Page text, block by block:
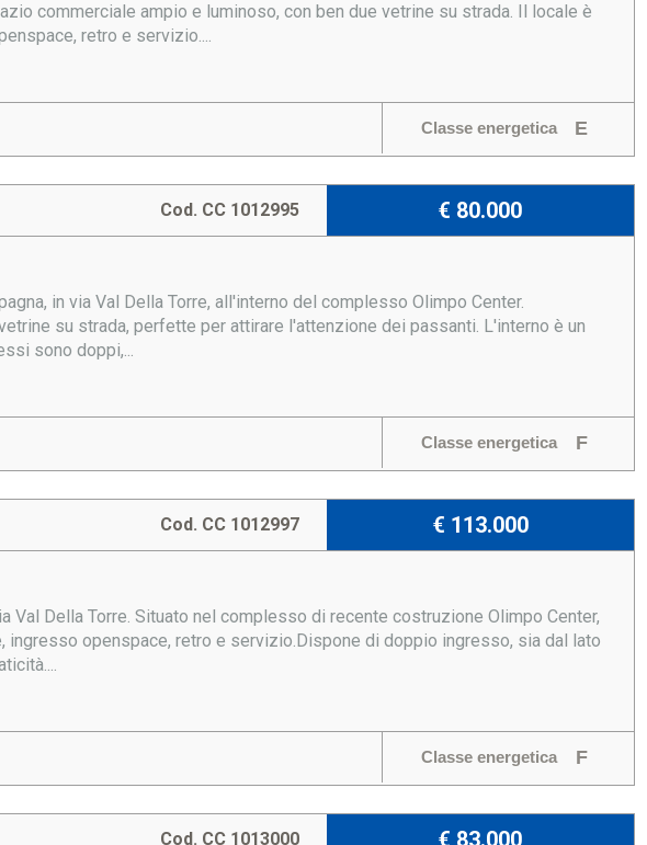
commerciale ampio e luminoso, con ben due vetrine su strada. Il locale è
retro e servizio....
Classe energetica E
€ 80.000
Cod. CC 1012995
in via Val Della Torre, all'interno del complesso Olimpo Center.
su strada, perfette per attirare l'attenzione dei passanti. L'interno è un
sono doppi,...
Classe energetica F
€ 113.000
Cod. CC 1012997
Val Della Torre. Situato nel complesso di recente costruzione Olimpo Center,
openspace, retro e servizio.Dispone di doppio ingresso, sia dal lato
Classe energetica F
€ 83.000
Cod. CC 1013000